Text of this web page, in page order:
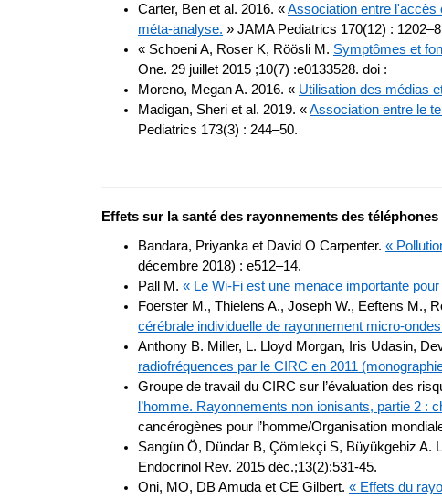
Carter, Ben et al. 2016. «Association entre l'accès
méta-analyse. » JAMA Pediatrics 170(12) :
« Schoeni A, Roser K, Röösli M. Symptômes et
One. 29 juillet 2015 ;10(7) :e0133528. doi :
Moreno, Megan A. 2016. « Utilisation des médias
Madigan, Sheri et al. 2019. «Association entre le
Pediatrics 173(3) : 244–50.
Effets sur la santé des rayonnements des
Bandara, Priyanka et David O Carpenter. «
décembre 2018) : e512–14.
Pall M. « Le Wi-Fi est une menace importante
Foerster M., Thielens A., Joseph W., Eeftens M.,
cérébrale individuelle de rayonnement micro-
Anthony B. Miller, L. Lloyd Morgan, Iris Udasin,
radiofréquences par le CIRC en 2011
Groupe de travail du CIRC sur l’évaluation des
l’homme. Rayonnements non ionisants, partie 2 :
cancérogènes pour l’homme/Organisation
Sangün Ö, Dündar B, Çömlekçi S, Büyükgebiz A.
Endocrinol Rev. 2015 déc.;13(2):531-45.
Oni, MO, DB Amuda et CE Gilbert. « Effets du